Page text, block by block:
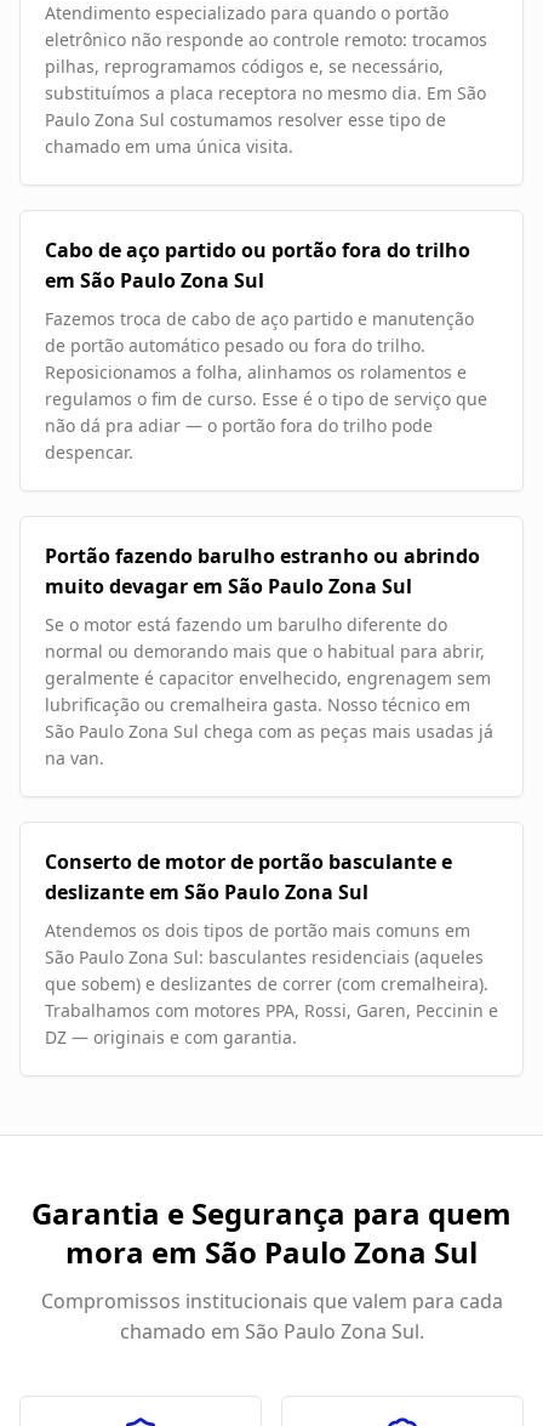
Atendimento especializado para quando o portão
eletrônico não responde ao controle remoto: trocamos
pilhas, reprogramamos códigos e, se necessário,
substituímos a placa receptora no mesmo dia. Em São
Paulo Zona Sul costumamos resolver esse tipo de
chamado em uma única visita.
Cabo de aço partido ou portão fora do trilho
em São Paulo Zona Sul
Fazemos troca de cabo de aço partido e manutenção
de portão automático pesado ou fora do trilho.
Reposicionamos a folha, alinhamos os rolamentos e
regulamos o fim de curso. Esse é o tipo de serviço que
não dá pra adiar — o portão fora do trilho pode
despencar.
Portão fazendo barulho estranho ou abrindo
muito devagar em São Paulo Zona Sul
Se o motor está fazendo um barulho diferente do
normal ou demorando mais que o habitual para abrir,
geralmente é capacitor envelhecido, engrenagem sem
lubrificação ou cremalheira gasta. Nosso técnico em
São Paulo Zona Sul chega com as peças mais usadas já
na van.
Conserto de motor de portão basculante e
deslizante em São Paulo Zona Sul
Atendemos os dois tipos de portão mais comuns em
São Paulo Zona Sul: basculantes residenciais (aqueles
que sobem) e deslizantes de correr (com cremalheira).
Trabalhamos com motores PPA, Rossi, Garen, Peccinin e
DZ — originais e com garantia.
Garantia e Segurança para quem
mora em São Paulo Zona Sul
Compromissos institucionais que valem para cada
chamado em São Paulo Zona Sul.